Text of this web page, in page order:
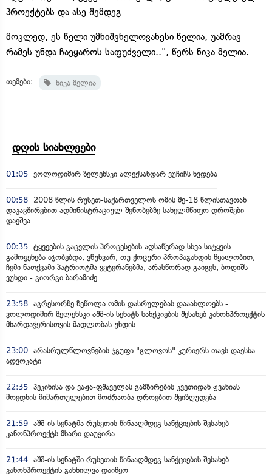
პროექტებს და ასე შემდეგ
მოკლედ, ეს წელი უმნიშვნელოვანესი წელია, უამრავ
რამეს უნდა ჩაეყაროს საფუძველი..", წერს ნიკა მელია.
თემები: ნიკა მელია
დღის სიახლეები
01:05 ვოლოდიმირ ზელენსკი ალექსანდარ ვუჩიჩს ხვდება
00:58
2008 წლის რუსეთ-საქართველოს ომის მე-18 წლისთავთან
დაკავშირებით ადმინისტრაციულ შენობებზე სახელმწიფო დროშები
დაეშვა
00:35 ტყვეების გაცვლის პროცესების აღსაწერად სხვა სიტყვის
გამოყენება აჯობებდა, ვწუხვარ, თუ ქოცური პროპაგანდის წყალობით,
ჩემი ნათქვამი პატრიოტმა ვეტერანებმა, არასწორად გაიგეს, ბოდიშს
ვუხდი - გიორგი ბარამიძე
23:58 აგრესორზე ზეწოლა ომის დასრულებას დააახლოებს -
ვოლოდიმირ ზელენსკი აშშ-ის სენატს სანქციების შესახებ კანონპროექტის
მხარდაჭერისთვის მადლობას უხდის
23:00 არასრულწლოვნების ჯგუფი "გლოვოს" კურიერს თავს დაესხა -
ადვოკატი
22:35 პეკინისა და ვაჟა-ფშაველას გამზირების კვეთიდან ჟვანიას
მოედნის მიმართულებით მოძრაობა დროებით შეიზღუდება
21:59 აშშ-ის სენატმა რუსეთის წინააღმდეგ სანქციების შესახებ
კანონპროექტს მხარი დაუჭირა
21:44 აშშ-ის სენატში რუსეთის წინააღმდეგ სანქციების შესახებ
კანონპროექტის განხილვა დაიწყო